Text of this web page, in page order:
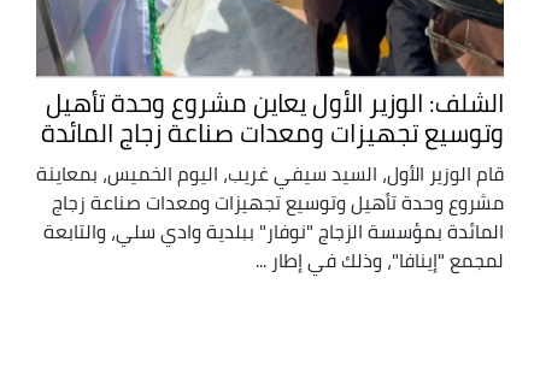
الشلف: الوزير الأول يعاين مشروع وحدة تأهيل
وتوسيع تجهيزات ومعدات صناعة زجاج المائدة
قام الوزير الأول، السيد سيفي غريب، اليوم الخميس، بمعاينة
مشروع وحدة تأهيل وتوسيع تجهيزات ومعدات صناعة زجاج
المائدة بمؤسسة الزجاج "نوفار" ببلدية وادي سلي، والتابعة
لمجمع "إينافا"، وذلك في إطار ...